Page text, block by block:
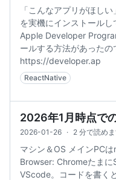
「こんなアプリがほし
を実機にインストール
Apple Developer
ールする方法があった
https://developer.ap
ReactNative
2026年1月時点で
2026-01-26 · 2 分で読め
マシン＆OS メインPC
Browser: Chromeたま
VScode。コードを書く